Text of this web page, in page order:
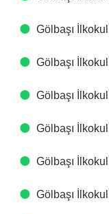
Gölbaşı
Gölbaşı
Gölbaşı
Gölbaşı
Gölbaşı
Gölbaşı